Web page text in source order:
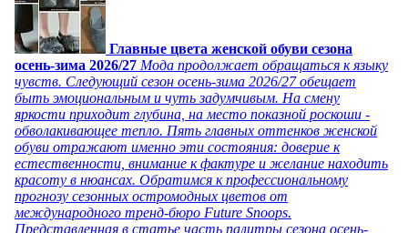
Главные цвета женской обуви сезона
осень-зима 2026/27 Мода продолжает обращаться к языку
чувств. Следующий сезон осень-зима 2026/27 обещает
быть эмоциональным и чуть задумчивым. На смену
яркости приходит глубина, на место показной роскоши -
обволакивающее тепло. Пять главных оттенков женской
обуви отражают именно эти состояния: доверие к
естественности, внимание к фактуре и желание находить
красоту в нюансах. Обратимся к профессиональному
прогнозу сезонных остромодных цветов от
международного тренд-бюро Future Snoops.
Представленная в статье часть палитры сезона осень-